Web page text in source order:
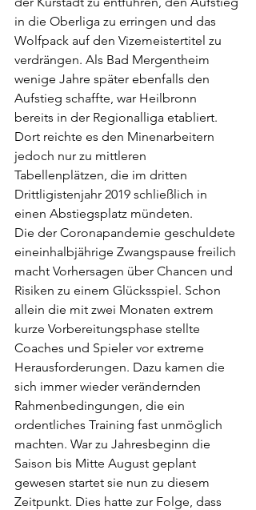
in die Oberliga zu erringen und das
Wolfpack auf den Vizemeistertitel zu
verdrängen. Als Bad Mergentheim
wenige Jahre später ebenfalls den
Aufstieg schaffte, war Heilbronn
bereits in der Regionalliga etabliert.
Dort reichte es den Minenarbeitern
jedoch nur zu mittleren
Tabellenplätzen, die im dritten
Drittligistenjahr 2019 schließlich in
einen Abstiegsplatz mündeten.
Die der Coronapandemie geschuldete
eineinhalbjährige Zwangspause freilich
macht Vorhersagen über Chancen und
Risiken zu einem Glücksspiel. Schon
allein die mit zwei Monaten extrem
kurze Vorbereitungsphase stellte
Coaches und Spieler vor extreme
Herausforderungen. Dazu kamen die
sich immer wieder verändernden
Rahmenbedingungen, die ein
ordentliches Training fast unmöglich
machten. War zu Jahresbeginn die
Saison bis Mitte August geplant
gewesen startet sie nun zu diesem
Zeitpunkt. Dies hatte zur Folge, dass